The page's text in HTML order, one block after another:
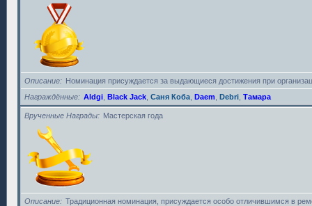
Описание
Номинация присуждается за выдающиеся достижения при
Награждённые
Aldgi Black Jack Саня Коба Daem Debri Тамара
Врученные Награды Мастерская года
Описание
Традиционная номинация, присуждается особо отличившимся в